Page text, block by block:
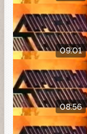
09:01
08:56